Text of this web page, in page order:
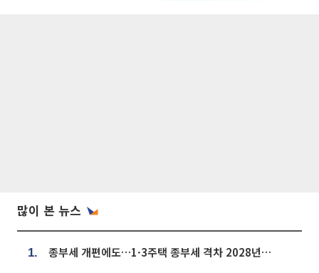
많이 본 뉴스
1. 종부세 개편에도…1·3주택 종부세 격차 2028년부터 확대